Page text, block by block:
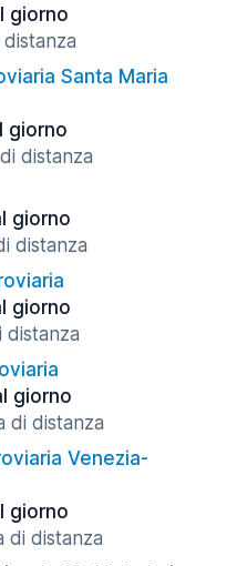
giorno
Santa Maria
giorno
distanza
giorno
distanza
giorno
distanza
giorno
di distanza
Venezia-
giorno
di distanza